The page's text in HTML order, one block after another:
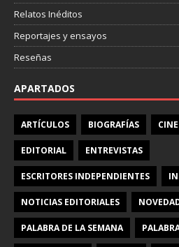
Relatos Inéditos
Reportajes y ensayos
Reseñas
APARTADOS
ARTÍCULOS BIOGRAFÍAS
EDITORIAL ENTREVISTAS
ESCRITORES INDEPENDIENTES
NOTICIAS EDITORIALES
PALABRA DE LA SEMANA